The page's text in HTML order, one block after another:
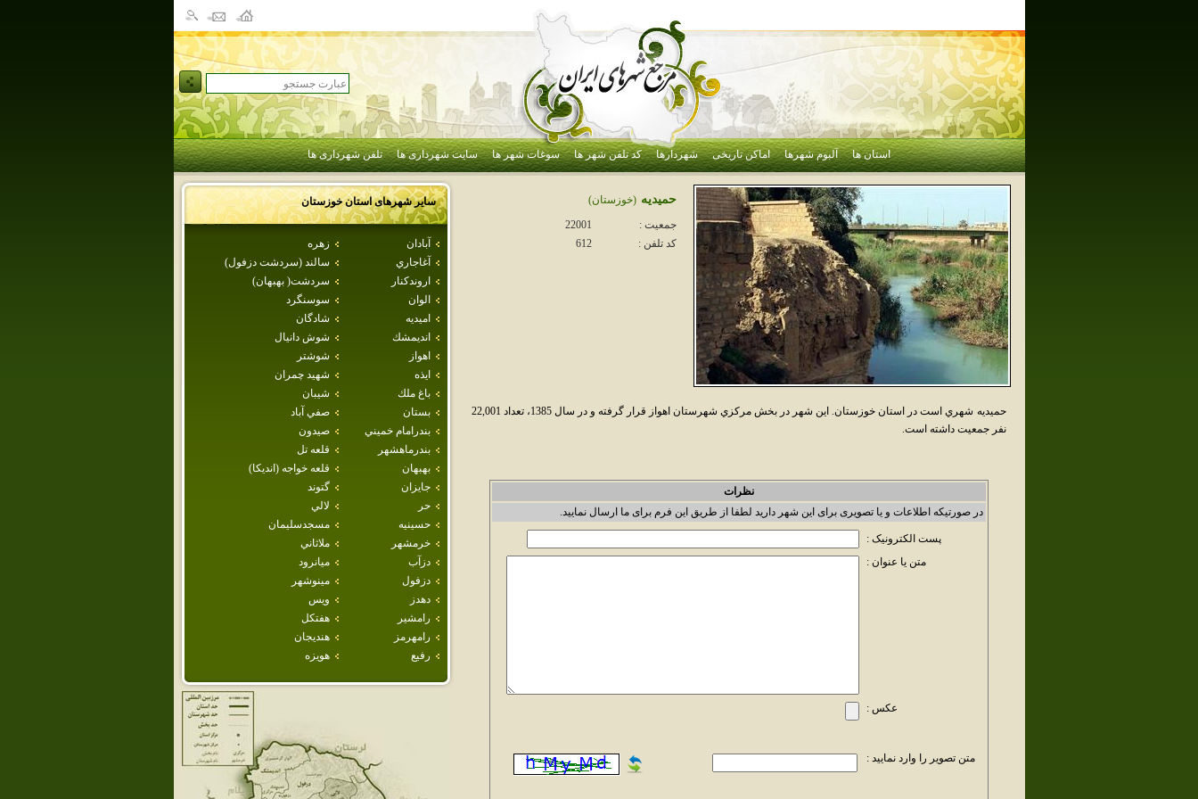
استان ها آلبوم شهرها اماکن تاریخی شهردارها کد تلفن شهر ها سوغات شهر ها سایت شهرداری ها تلفن شهرداری ها
سایر شهرهای استانخوزستان
آبادان
زهره
آغاجاري
سالند (سردشت دزفول)
اروندكنار
سردشت( بهبهان)
الوان
سوسنگرد
اميديه
شادگان
انديمشك
شوش دانيال
اهواز
شوشتر
ايذه
شهيد چمران
باغ ملك
شيبان
بستان
صفي آباد
بندرامام خميني
صيدون
بندرماهشهر
قلعه تل
بهبهان
قلعه خواجه (انديكا)
جايزان
گتوند
حر
لالي
حسينيه
مسجدسليمان
خرمشهر
ملاثاني
دزآب
ميانرود
دزفول
مينوشهر
دهدز
ويس
رامشير
هفتكل
رامهرمز
هنديجان
رفيع
هويزه
حميديه (خوزستان)
جمعیت :
22001
کد تلفن :
612
حميديه شهري است در استان خوزستان. اين شهر در بخش مرکزي شهرستان اهواز قرار گرفته و در سال 1385، تعداد 22,001
نفر جمعيت داشته است.
نظرات
در صورتیکه اطلاعات و یا تصویری برای این شهر دارید لطفا از طریق این فرم برای ما ارسال نمایید.
پست الکترونیک :
متن یا عنوان :
عکس :
متن تصویر را وارد نمایید :